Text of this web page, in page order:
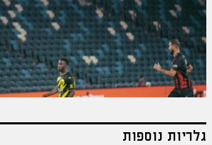
גלריות נוספות